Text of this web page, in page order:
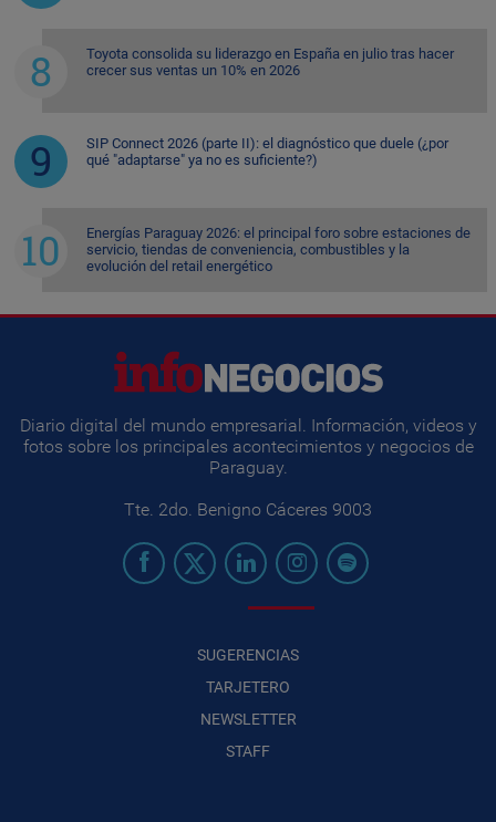
Toyota consolida su liderazgo en España en julio tras hacer
crecer sus ventas un 10% en 2026
SIP Connect 2026 (parte II): el diagnóstico que duele (¿por
qué "adaptarse" ya no es suficiente?)
Energías Paraguay 2026: el principal foro sobre estaciones de
servicio, tiendas de conveniencia, combustibles y la
evolución del retail energético
Diario digital del mundo empresarial. Información, videos y
fotos sobre los principales acontecimientos y negocios de
Paraguay.
Tte. 2do. Benigno Cáceres 9003
SUGERENCIAS
TARJETERO
NEWSLETTER
STAFF